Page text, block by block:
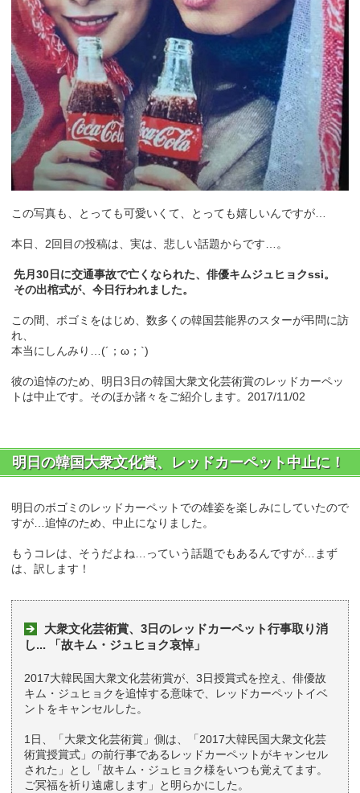
この写真も、とっても可愛いくて、とっても嬉しいんですが…
本日、2回目の投稿は、実は、悲しい話題からです…。
先月30日に交通事故で亡くなられた、俳優キムジュヒョクssi。
その出棺式が、今日行われました。
この間、ボゴミをはじめ、数多くの韓国芸能界のスターが弔問に訪
れ、
本当にしんみり…(´；ω；`)
彼の追悼のため、明日3日の韓国大衆文化芸術賞のレッドカーペッ
トは中止です。そのほか諸々をご紹介します。2017/11/02
明日の韓国大衆文化賞、レッドカーペット中止に！
明日のボゴミのレッドカーペットでの雄姿を楽しみにしていたので
すが…追悼のため、中止になりました。
もうコレは、そうだよね…っていう話題でもあるんですが…まず
は、訳します！
大衆文化芸術賞、3日のレッドカーペット行事取り消
し... 「故キム・ジュヒョク哀悼」
2017大韓民国大衆文化芸術賞が、3日授賞式を控え、俳優故
キム・ジュヒョクを追悼する意味で、レッドカーペットイベ
ントをキャンセルした。
1日、「大衆文化芸術賞」側は、「2017大韓民国大衆文化芸
術賞授賞式」の前行事であるレッドカーペットがキャンセル
された」とし「故キム・ジュヒョク様をいつも覚えてます。
ご冥福を祈り遠慮します」と明らかにした。